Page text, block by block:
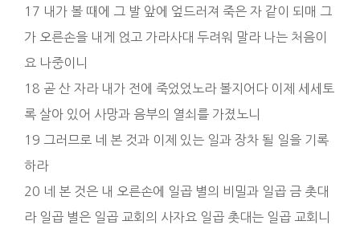
17 내가 볼 때에 그 발 앞에 엎드러져 죽은 자 같이 되매 그
가 오른손을 내게 얹고 가라사대 두려워 말라 나는 처음이
요 나중이니
18 곧 산 자라 내가 전에 죽었었노라 볼지어다 이제 세세토
록 살아 있어 사망과 음부의 열쇠를 가졌노니
19 그러므로 네 본 것과 이제 있는 일과 장차 될 일을 기록
하라
20 네 본 것은 내 오른손에 일곱 별의 비밀과 일곱 금 촛대
라 일곱 별은 일곱 교회의 사자요 일곱 촛대는 일곱 교회니